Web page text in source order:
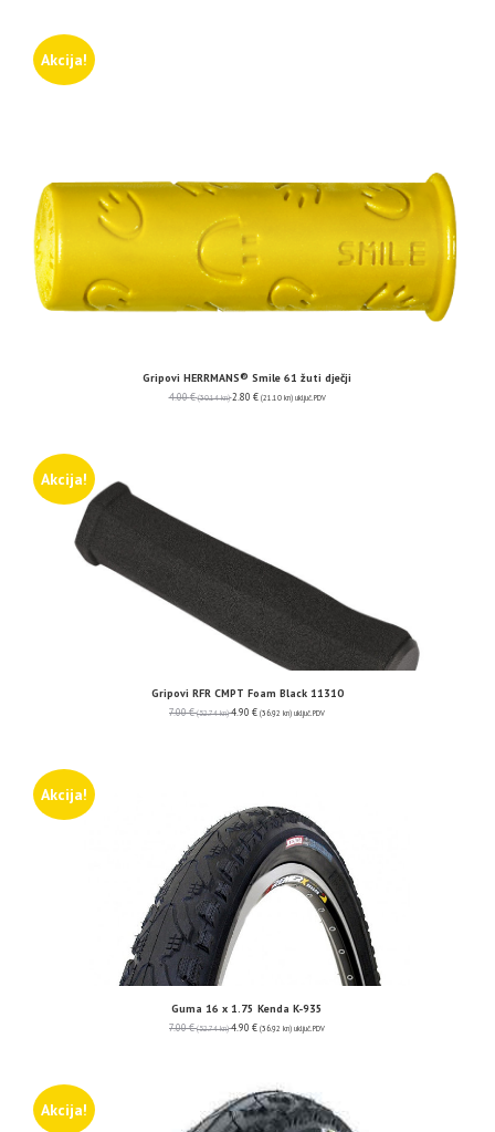
Akcija!
Gripovi HERRMANS® Smile 61 žuti dječji
4.00€ (30.14 kn) 2.80 € (21.10 kn) uključ. PDV
Akcija!
Gripovi RFR CMPT Foam Black 11310
7.00€ (52.74 kn) 4.90 € (36.92 kn) uključ. PDV
Akcija!
Guma 16 x 1.75 Kenda K-935
7.00€ (52.74 kn) 4.90 € (36.92 kn) uključ. PDV
Akcija!